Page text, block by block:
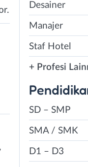
Desainer
Manajer
Staf Hotel
+ Profesi
SD – SMP
SMA / SMK
D1 – D3